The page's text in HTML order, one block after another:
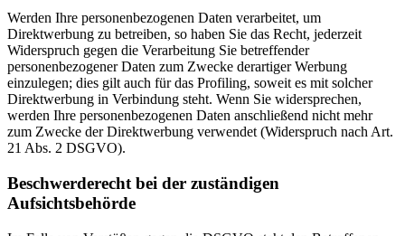
Werden Ihre personenbezogenen Daten verarbeitet, um
Direktwerbung zu betreiben, so haben Sie das Recht, jederzeit
Widerspruch gegen die Verarbeitung Sie betreffender
personenbezogener Daten zum Zwecke derartiger Werbung
einzulegen; dies gilt auch für das Profiling, soweit es mit solcher
Direktwerbung in Verbindung steht. Wenn Sie widersprechen,
werden Ihre personenbezogenen Daten anschließend nicht mehr
zum Zwecke der Direktwerbung verwendet (Widerspruch nach Art.
21 Abs. 2 DSGVO).
Beschwerderecht bei der zuständigen
Aufsichtsbehörde